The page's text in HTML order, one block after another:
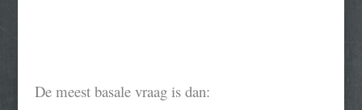
De meest basale vraag is dan: